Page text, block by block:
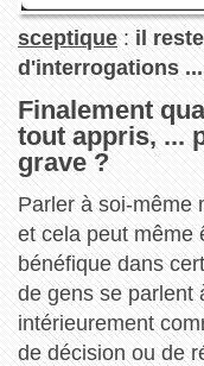
sceptique: il
d'interrogations ...
Finalement
tout appris, ...
grave ?
Parler à soi-même
et cela peut même
bénéfique dans
de gens se parlent
intérieurement
de décision ou de